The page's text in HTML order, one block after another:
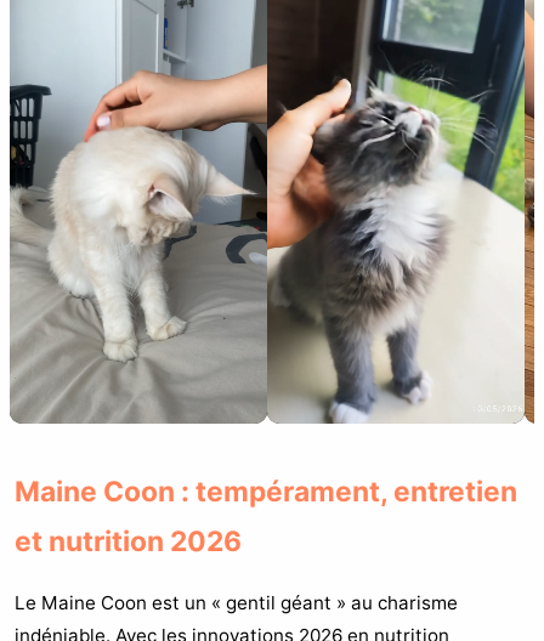
Maine Coon : tempérament, entretien
et nutrition 2026
Le Maine Coon est un « gentil géant » au charisme
indéniable. Avec les innovations 2026 en nutrition